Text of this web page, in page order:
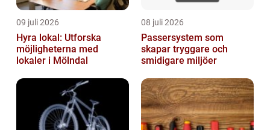
09 juli 2026
Hyra lokal: Utforska
möjligheterna med
lokaler i Mölndal
08 juli 2026
Passersystem som
skapar tryggare och
smidigare miljöer